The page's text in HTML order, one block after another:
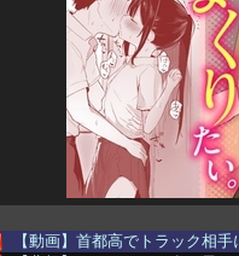
【動画】首都高でトラック相